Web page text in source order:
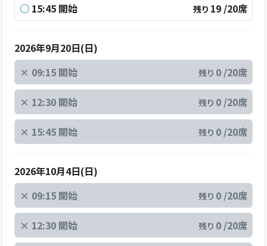
○ 15:45 開始 残り19 /20席
2026年9月20日(日)
× 09:15 開始 残り0 /20席
× 12:30 開始 残り0 /20席
× 15:45 開始 残り0 /20席
2026年10月4日(日)
× 09:15 開始 残り0 /20席
× 12:30 開始 残り0 /20席